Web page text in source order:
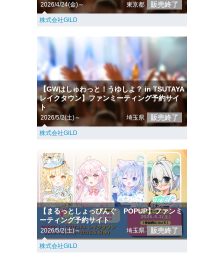
2026/4/24(金)～ 東京都 販売終了
株式会社GILD
【GWはしゅわっと！うゆしよ？ in TSUTAYA
レイクタウン】ファンミーティング予約サイ
ト
2026/5/2(土)～ 埼玉県 販売終了
株式会社GILD
【まるっとしょっぴんぐ POPUP】ファンミ
ーティング予約サイト
2026/5/2(土)～ 埼玉県 販売終了
株式会社GILD